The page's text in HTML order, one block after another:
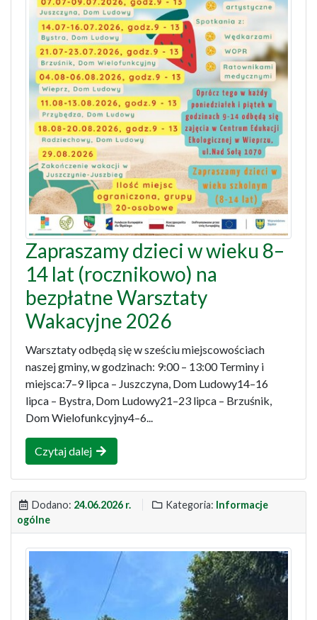
Zapraszamy dzieci w wieku 8–
14 lat (rocznikowo) na
bezpłatne Warsztaty
Wakacyjne 2026
Warsztaty odbędą się w sześciu miejscowościach
naszej gminy, w godzinach: 9:00 – 13:00 Terminy i
miejsca:7–9 lipca – Juszczyna, Dom Ludowy14–16
lipca – Bystra, Dom Ludowy21–23 lipca – Brzuśnik,
Dom Wielofunkcyjny4–6...
Czytaj dalej
Dodano: 24.06.2026 r. Kategoria: Informacje
ogólne